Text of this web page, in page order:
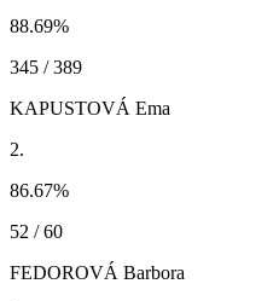
88.69%
345 / 389
KAPUSTOVÁ Ema
2.
86.67%
52 / 60
FEDOROVÁ Barbora